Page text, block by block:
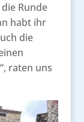
Runde
habt ihr
die
raten uns